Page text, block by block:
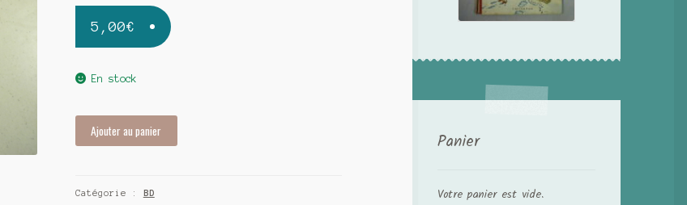
5,00€
En stock
-
Ajouter au panier
Catégorie : BD
Panier
Votre panier est vide.